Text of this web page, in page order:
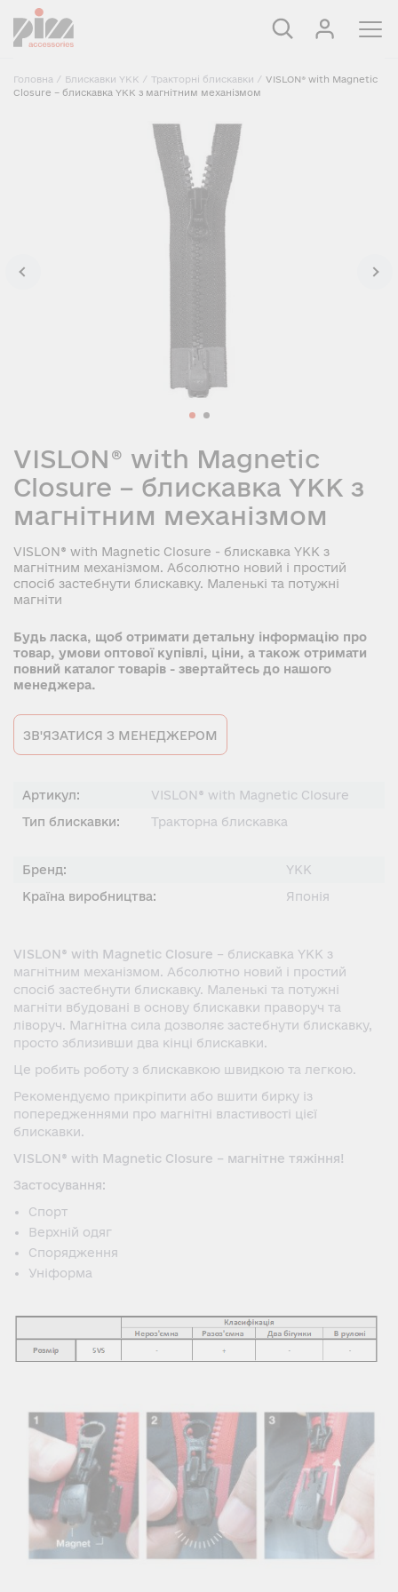
Головна / Блискавки YKK / Тракторні блискавки / VISLON® with Magnetic
Closure – блискавка YKK з магнітним механізмом
VISLON® with Magnetic
Closure – блискавка YKK з
магнітним механізмом
VISLON® with Magnetic Closure - блискавка YKK з
магнітним механізмом. Абсолютно новий і простий
спосіб застебнути блискавку. Маленькі та потужні
магніти
Будь ласка, щоб отримати детальну інформацію про
товар, умови оптової купівлі, ціни, а також отримати
повний каталог товарів - звертайтесь до нашого
менеджера.
ЗВ'ЯЗАТИСЯ З МЕНЕДЖЕРОМ
Артикул:
VISLON® with Magnetic Closure
Тип блискавки:
Тракторна блискавка
Бренд:
YKK
Країна виробництва:
Японія
VISLON® with Magnetic Closure – блискавка YKK з
магнітним механізмом. Абсолютно новий і простий
спосіб застебнути блискавку. Маленькі та потужні
магніти вбудовані в основу блискавки праворуч та
ліворуч. Магнітна сила дозволяє застебнути блискавку,
просто зблизивши два кінці блискавки.
Це робить роботу з блискавкою швидкою та легкою.
Рекомендуємо прикріпити або вшити бирку із
попередженнями про магнітні властивості цієї
блискавки.
VISLON® with Magnetic Closure – магнітне тяжіння!
Застосування:
Спорт
Верхній одяг
Спорядження
Уніформа